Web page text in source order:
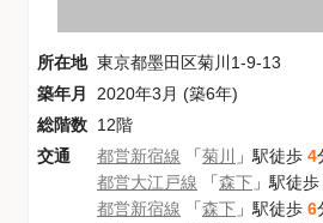
所在地 東京都墨田区菊川1-9-13
築年月
2020年3月 (築6年)
総階数 12階
交通
都営新宿線 「菊川 」駅徒歩 4
都営大江戸線 「森下 」駅徒歩
都営新宿線 「森下 」駅徒歩 6